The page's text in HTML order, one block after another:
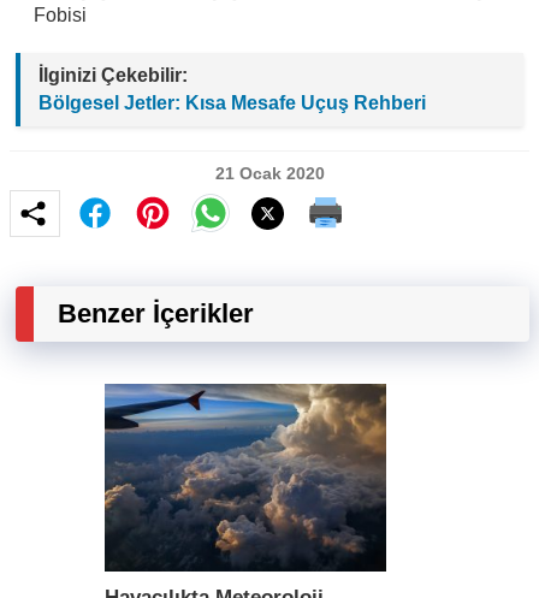
Fobisi
İlginizi Çekebilir:
Bölgesel Jetler: Kısa Mesafe Uçuş Rehberi
21 Ocak 2020
Benzer İçerikler